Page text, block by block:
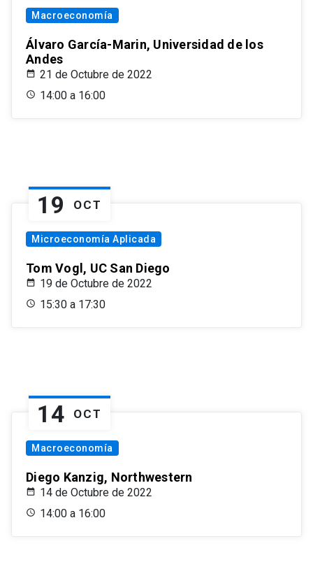
Macroeconomía
Álvaro García-Marin, Universidad de los
Andes
21 de Octubre de 2022
14:00 a 16:00
19 OCT
Microeconomía Aplicada
Tom Vogl, UC San Diego
19 de Octubre de 2022
15:30 a 17:30
14 OCT
Macroeconomía
Diego Kanzig, Northwestern
14 de Octubre de 2022
14:00 a 16:00